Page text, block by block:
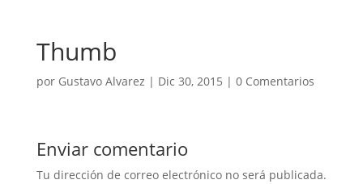
Thumb
por Gustavo Alvarez | Dic 30, 2015 | 0 Comentarios
Enviar comentario
Tu dirección de correo electrónico no será publicada.